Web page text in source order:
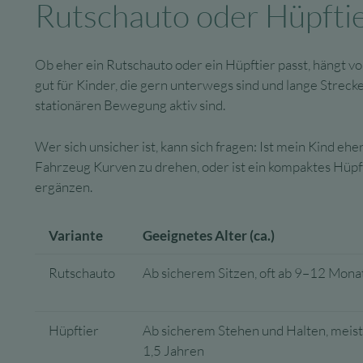
Rutschauto oder
Ob eher ein Rutschauto oder ein Hüpftier passt, hängt
gut für Kinder, die gern unterwegs sind und lange
stationären Bewegung aktiv sind.
Wer sich unsicher ist, kann sich fragen: Ist mein Kind
Fahrzeug Kurven zu drehen, oder ist ein kompaktes
ergänzen.
Variante Geeignetes Alter (ca.)
Rutschauto Ab sicherem Sitzen, oft ab 9–12
Hüpftier
Ab sicherem Stehen und Halten, meist
1,5 Jahren